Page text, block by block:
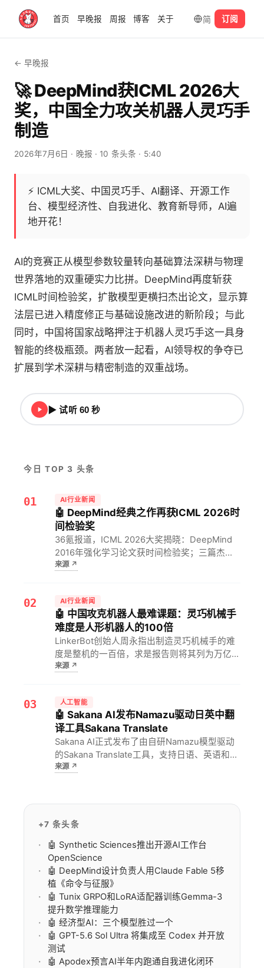
首页 早晚报 周报 博客 关于 简 订阅
← 早晚报
🚀 DeepMind获ICML 2026大
奖，中国全力攻关机器人灵巧手
制造
2026年7月6日 · 晚报 · 10 条头条 · 5:40
⚡ ICML大奖、中国灵巧手、AI翻译、开源工作
台、模型经济性、自我进化、教育新导师，AI遍
地开花！
AI的竞赛正从模型参数较量转向基础算法深耕与物理
世界落地的双重硬实力比拼。DeepMind再度斩获
ICML时间检验奖，扩散模型更横扫杰出论文，显示算
法层已进入精度修正与基础设施改进的新阶段；与此
同时，中国将国家战略押注于机器人灵巧手这一具身
智能的终极瓶颈。两者放一起看，AI领导权的争夺已
扩展到学术深耕与精密制造的双重战场。
▶ 试听 60 秒
今日 TOP 3 头条
01 AI行业新闻
🤖 DeepMind经典之作再获ICML 2026时
间检验奖
36氪报道，ICML 2026大奖揭晓：DeepMind
2016年强化学习论文获时间检验奖；三篇杰出
论文奖中两篇被扩散模型包揽，包括清华大学团
的新阶段。
来源↗
02 AI行业新闻
🤖 中国攻克机器人最难课题：灵巧机械手
难度是人形机器人的100倍
LinkerBot创始人周永指出制造灵巧机械手的难
度是整机的一百倍，求是报告则将其列为万亿级
战略性新兴产业。对人形机器人开发者而言，这
来源↗
03 人工智能
🤖 Sakana AI发布Namazu驱动日英中翻
译工具Sakana Translate
Sakana AI正式发布了由自研Namazu模型驱动
的Sakana Translate工具，支持日语、英语和中
文双向翻译，并提供翻译、校对和提问三种模
色…
来源↗
+7 条头条
🤖 Synthetic Sciences推出开源AI工作台
OpenScience
🤖 DeepMind设计负责人用Claude Fable 5移
植《命令与征服》
🤖 Tunix GRPO和LoRA适配器训练Gemma-3
提升数学推理能力
🤖 经济型AI：三个模型胜过一个
🤖 GPT-5.6 Sol Ultra 将集成至 Codex 并开放
测试
🤖 Apodex预言AI半年内跑通自我进化闭环